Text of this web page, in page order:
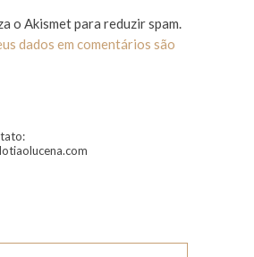
o Akismet para reduzir spam.
dados em comentários são